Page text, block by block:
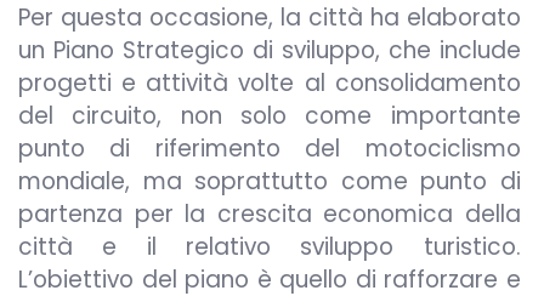
Per questa occasione, la città ha elaborato
un Piano Strategico di sviluppo, che include
progetti e attività volte al consolidamento
del circuito, non solo come importante
punto di riferimento del motociclismo
mondiale, ma soprattutto come punto di
partenza per la crescita economica della
città e il relativo sviluppo turistico.
L’obiettivo del piano è quello di rafforzare e